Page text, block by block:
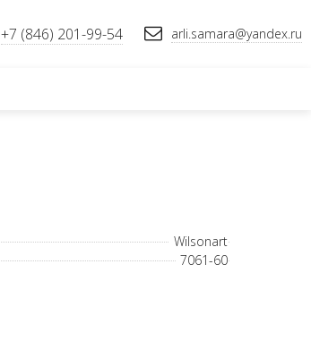
+7 (846) 201-99-54 arli.samara@yandex.ru
Wilsonart
7061-60